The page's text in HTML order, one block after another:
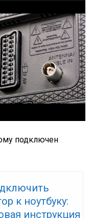
подключен
к ноутбуку:
инструкция